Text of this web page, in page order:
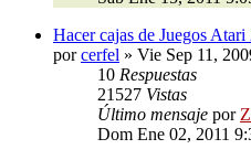
Hacer cajas de Juegos Atari
porcerfel » Vie Sep 11,
10 Respuestas
21527 Vistas
Último mensaje por
Dom Ene 02, 2011